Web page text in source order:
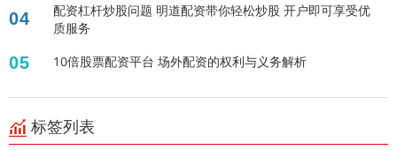
04
配资杠杆炒股问题 明道配资带你轻松炒股 开户即可享受优
质服务
05 10倍股票配资平台 场外配资的权利与义务解析
标签列表